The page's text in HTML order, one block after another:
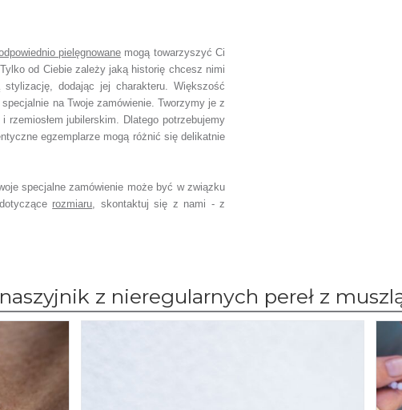
pielęgnowane mogą towarzyszyć Ci
od Ciebie zależy jaką historię chcesz nimi
dodając jej charakteru. Większość
na Twoje zamówienie. Tworzymy je z
jubilerskim. Dlatego potrzebujemy
egzemplarze mogą różnić się delikatnie
specjalne zamówienie może być w związku
rozmiaru, skontaktuj się z nami - z
z nieregularnych pereł z